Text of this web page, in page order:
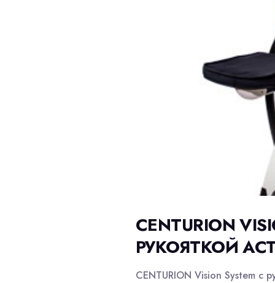
CENTURION
РУКОЯТКОЙ
CENTURION Vision System с